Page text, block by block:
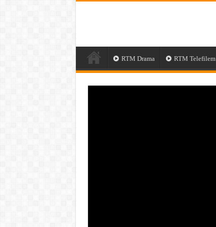
RTM Drama RTM Telefilem